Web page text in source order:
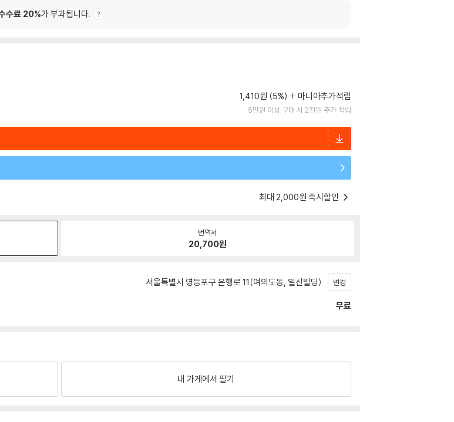
수료 20%가 부과됩니다.
1,410원 (5%) 마니아추가적립
5만원 이상 구매 시 2천원 추가 적립
최대 2,000원 즉시할인
번역서
20,700원
서울특별시 영등포구 은행로 11(여의도동, 일신빌딩) 변경
무료
내 가게에서 팔기